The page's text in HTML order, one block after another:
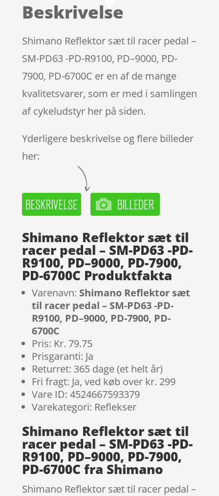
Beskrivelse
Shimano Reflektor sæt til racer pedal –
SM-PD63 -PD-R9100, PD–9000, PD-
7900, PD-6700C er en af de mange
kvalitetsvarer, som er med i samlingen
af cykeludstyr her på siden.
Yderligere beskrivelse og flere billeder
her:
Shimano Reflektor sæt til
racer pedal – SM-PD63 -PD-
R9100, PD–9000, PD-7900,
PD-6700C Produktfakta
Varenavn: Shimano Reflektor sæt
til racer pedal – SM-PD63 -PD-
R9100, PD–9000, PD-7900, PD-
6700C
Pris: Kr. 79.75
Prisgaranti: Ja
Returret: 365 dage (et helt år)
Fri fragt: Ja, ved køb over kr. 299
Vare ID: 4524667593379
Varekategori: Reflekser
Shimano Reflektor sæt til
racer pedal – SM-PD63 -PD-
R9100, PD–9000, PD-7900,
PD-6700C fra Shimano
Shimano Reflektor sæt til racer pedal –